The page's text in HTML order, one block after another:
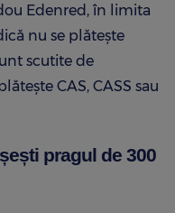
Edenred, în limita
nu se plătește
scutite de
CAS, CASS sau
pragul de 300